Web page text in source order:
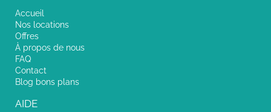
Accueil
Nos locations
Offres
À propos de nous
FAQ
Contact
Blog bons plans
AIDE